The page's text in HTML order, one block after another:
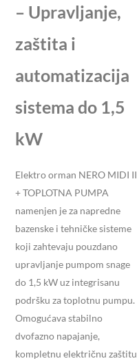
– Upravljanje,
zaštita i
automatizacija
sistema do 1,5
kW
Elektro orman NERO MIDI II
+ TOPLOTNA PUMPA
namenjen je za napredne
bazenske i tehničke sisteme
koji zahtevaju pouzdano
upravljanje pumpom snage
do 1,5 kW uz integrisanu
podršku za toplotnu pumpu.
Omogućava stabilno
dvofazno napajanje,
kompletnu električnu zaštitu